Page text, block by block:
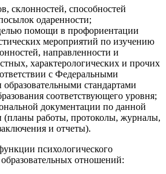
склонностей, способностей
одаренности;
помощи в профориентации
мероприятий по изучению
направленности и
характерологических и прочих
с Федеральными
стандартами
соответствующего уровня;
документации по данной
(планы работы, протоколы, журналы,
и отчеты).
психологического
отношений: